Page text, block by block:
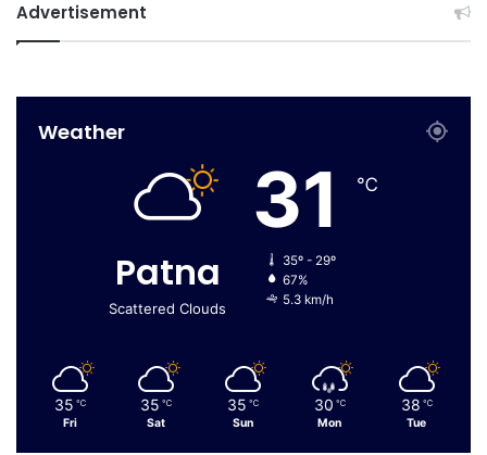
Advertisement
Weather
Patna
Scattered Clouds
31 ℃
35º - 29º
67%
5.3 km/h
35 ℃
Fri
35 ℃
Sat
35 ℃
Sun
30 ℃
Mon
38 ℃
Tue